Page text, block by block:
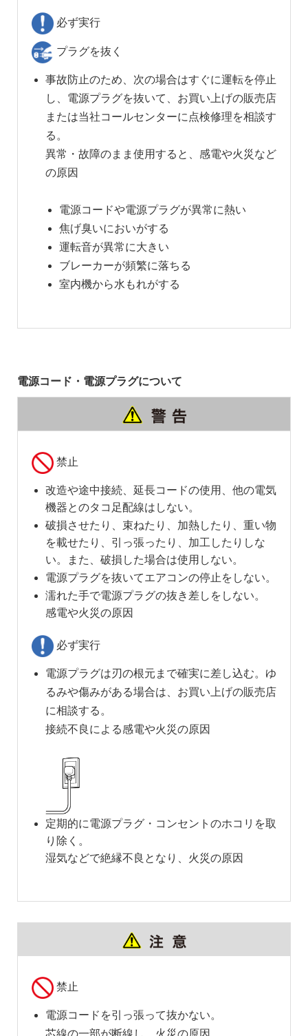
必ず実行
プラグを抜く
事故防止のため、次の場合はすぐに運転を停止
し、電源プラグを抜いて、お買い上げの販売店
または当社コールセンターに点検修理を相談す
る。
異常・故障のまま使用すると、感電や火災など
の原因
電源コードや電源プラグが異常に熱い
焦げ臭いにおいがする
運転音が異常に大きい
ブレーカーが頻繁に落ちる
室内機から水もれがする
電源コード・電源プラグについて
禁止
改造や途中接続、延長コードの使用、他の電気
機器とのタコ足配線はしない。
破損させたり、束ねたり、加熱したり、重い物
を載せたり、引っ張ったり、加工したりしな
い。また、破損した場合は使用しない。
電源プラグを抜いてエアコンの停止をしない。
濡れた手で電源プラグの抜き差しをしない。
感電や火災の原因
必ず実行
電源プラグは刃の根元まで確実に差し込む。ゆ
るみや傷みがある場合は、お買い上げの販売店
に相談する。
接続不良による感電や火災の原因
定期的に電源プラグ・コンセントのホコリを取
り除く。
湿気などで絶縁不良となり、火災の原因
禁止
電源コードを引っ張って抜かない。
芯線の一部が断線し、火災の原因